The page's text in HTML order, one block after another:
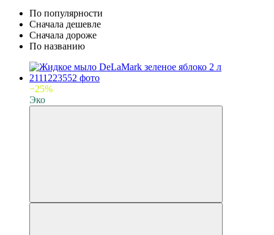
По популярности
Сначала дешевле
Сначала дороже
По названию
−25%
Эко